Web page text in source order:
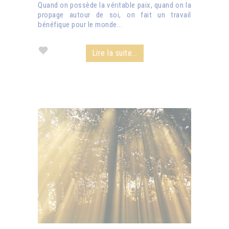
Quand on possède la véritable paix, quand on la
propage autour de soi, on fait un travail
bénéfique pour le monde...
Lire la suite...